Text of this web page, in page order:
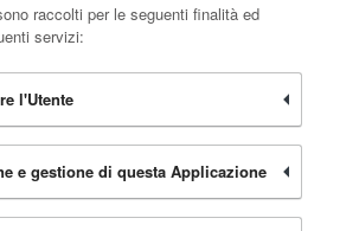
raccolti per le seguenti finalità ed
servizi:
l'Utente
e gestione di questa Applicazione